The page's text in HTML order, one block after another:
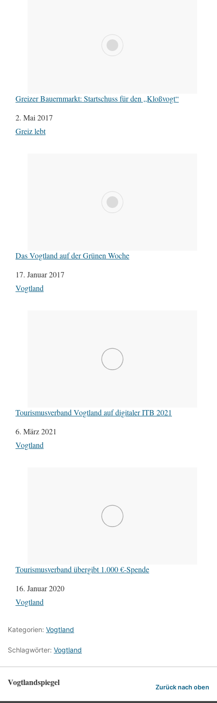
Greizer Bauernmarkt: Startschuss für den „Kloßvogt“
Datum
2. Mai 2017
In Bezug auf
Greiz lebt
Das Vogtland auf der Grünen Woche
Datum
17. Januar 2017
In Bezug auf
Vogtland
Tourismusverband Vogtland auf digitaler ITB 2021
Datum
6. März 2021
In Bezug auf
Vogtland
Tourismusverband übergibt 1.000 €-Spende
Datum
16. Januar 2020
In Bezug auf
Vogtland
Kategorien: Vogtland
Schlagwörter: Vogtland
Vogtlandspiegel Zurück nach oben